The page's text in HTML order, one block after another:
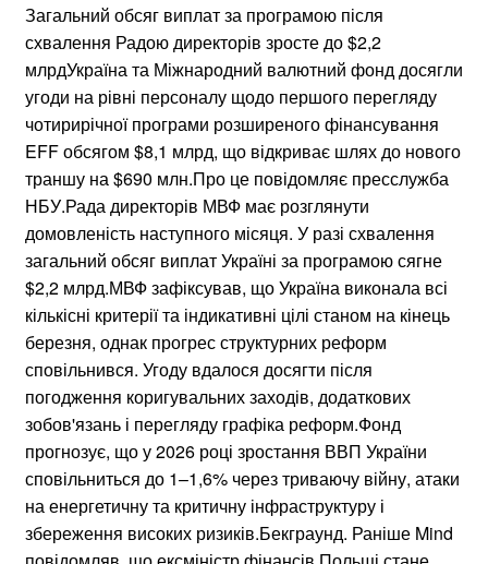
Загальний обсяг виплат за програмою після
схвалення Радою директорів зросте до $2,2
млрдУкраїна та Міжнародний валютний фонд досягли
угоди на рівні персоналу щодо першого перегляду
чотирирічної програми розширеного фінансування
EFF обсягом $8,1 млрд, що відкриває шлях до нового
траншу на $690 млн.Про це повідомляє пресслужба
НБУ.Рада директорів МВФ має розглянути
домовленість наступного місяця. У разі схвалення
загальний обсяг виплат Україні за програмою сягне
$2,2 млрд.МВФ зафіксував, що Україна виконала всі
кількісні критерії та індикативні цілі станом на кінець
березня, однак прогрес структурних реформ
сповільнився. Угоду вдалося досягти після
погодження коригувальних заходів, додаткових
зобов'язань і перегляду графіка реформ.Фонд
прогнозує, що у 2026 році зростання ВВП України
сповільниться до 1–1,6% через триваючу війну, атаки
на енергетичну та критичну інфраструктуру і
збереження високих ризиків.Бекграунд. Раніше Mind